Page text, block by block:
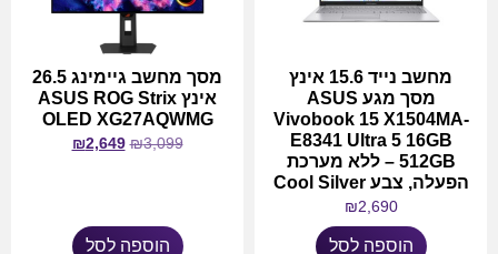
מחשב נייד 15.6 אינץ
מסך מגע ASUS
Vivobook 15 X1504MA-
E8341 Ultra 5 16GB
512GB – ללא מערכת
הפעלה, צבע Cool Silver
₪2,690
הוספה לסל
מסך מחשב גיימינג 26.5
אינץ ASUS ROG Strix
OLED XG27AQWMG
₪3,099
₪2,649
הוספה לסל